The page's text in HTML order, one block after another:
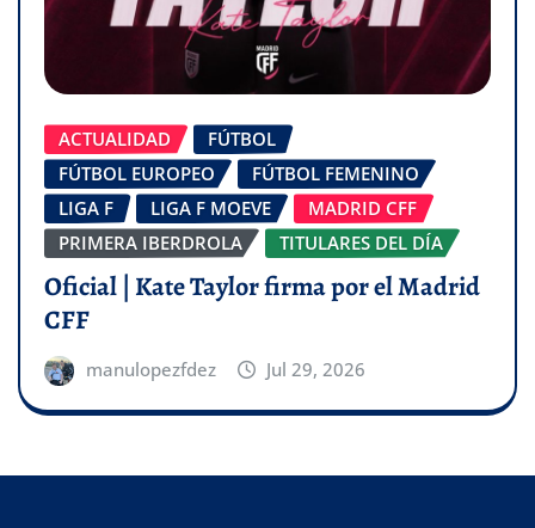
ACTUALIDAD
FÚTBOL
FÚTBOL EUROPEO
FÚTBOL FEMENINO
LIGA F
LIGA F MOEVE
MADRID CFF
PRIMERA IBERDROLA
TITULARES DEL DÍA
Oficial | Kate Taylor firma por el Madrid
CFF
manulopezfdez Jul 29, 2026